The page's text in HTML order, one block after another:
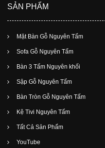
SẢN PHẨM
Mặt Bàn Gỗ Nguyên Tấm
Sofa Gỗ Nguyên Tấm
Bàn 3 Tấm Nguyên khối
Sập Gỗ Nguyên Tấm
Bàn Tròn Gỗ Nguyên Tấm
Kệ Tivi Nguyên Tấm
Tất Cả Sản Phẩm
YouTube